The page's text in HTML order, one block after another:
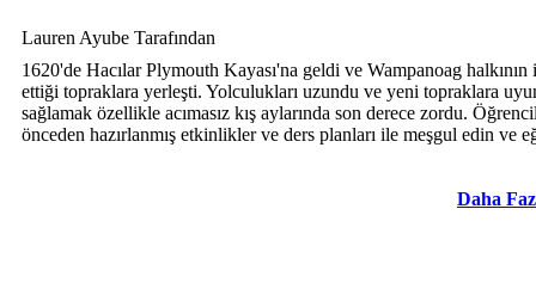
Lauren Ayube Tarafından
1620'de Hacılar Plymouth Kayası'na geldi ve Wampanoag halkının
ettiği topraklara yerleşti. Yolculukları uzundu ve yeni topraklara
sağlamak özellikle acımasız kış aylarında son derece zordu.
önceden hazırlanmış etkinlikler ve ders planları ile meşgul edin ve
Daha